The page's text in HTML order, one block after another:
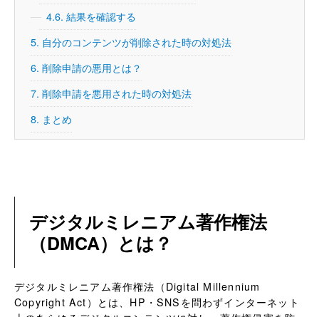
4.6. 結果を確認する
5. 自分のコンテンツが削除された時の対処法
6. 削除申請の悪用とは？
7. 削除申請を悪用された時の対処法
8. まとめ
デジタルミレニアム著作権法
（DMCA）とは？
デジタルミレニアム著作権法（Digital Millennium
Copyright Act）とは、HP・SNSを問わずインターネット